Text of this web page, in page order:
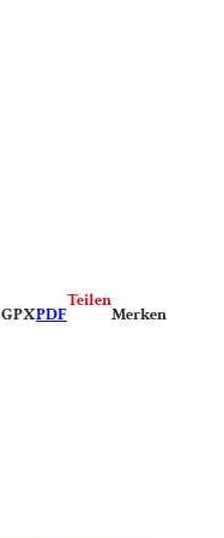
GPXPDF
Teilen
Merken